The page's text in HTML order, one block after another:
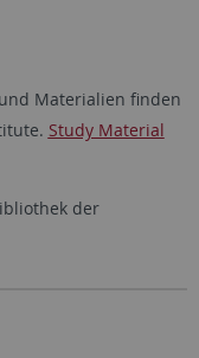
Materialien finden
Study Material
der